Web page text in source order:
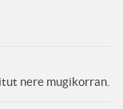
nere mugikorran.